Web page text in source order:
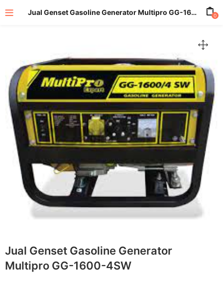
Jual Genset Gasoline Generator Multipro GG-1600-4SW 0
Jual Genset Gasoline Generator
Multipro GG-1600-4SW